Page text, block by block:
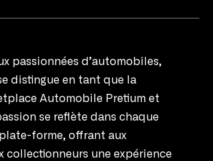
passionnées d’automobiles,
distingue en tant que la
Automobile Pretium et
se reflète dans chaque
forme, offrant aux
collectionneurs une expérience